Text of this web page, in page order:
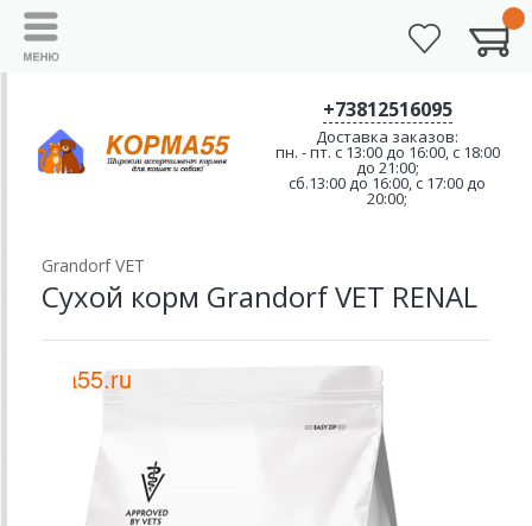
+73812516095
Доставка заказов:
пн. - пт. с 13:00 до 16:00, с 18:00
до 21:00;
сб.13:00 до 16:00, с 17:00 до
20:00;
Grandorf VET
Сухой корм Grandorf VET RENAL